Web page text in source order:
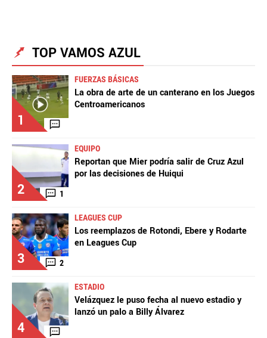
TOP VAMOS AZUL
1
FUERZAS BÁSICAS
La obra de arte de un canterano en los Juegos
Centroamericanos
2 1
EQUIPO
Reportan que Mier podría salir de Cruz Azul
por las decisiones de Huiqui
3 2
LEAGUES CUP
Los reemplazos de Rotondi, Ebere y Rodarte
en Leagues Cup
4
ESTADIO
Velázquez le puso fecha al nuevo estadio y
lanzó un palo a Billy Álvarez